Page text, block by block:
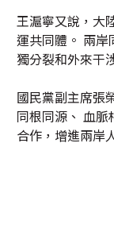
王滬寧又說，大
運共同體。 兩岸
獨分裂和外來干
國民黨副主席張
同根同源、 血
合作，增進兩岸